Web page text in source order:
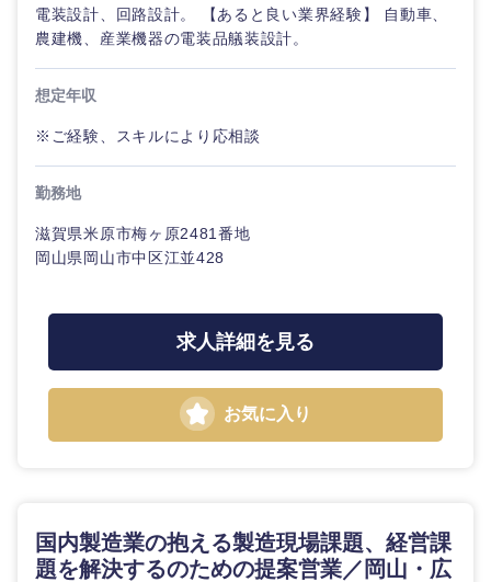
電装設計、回路設計。 【あると良い業界経験】 自動車、
農建機、産業機器の電装品艤装設計。
想定年収
※ご経験、スキルにより応相談
勤務地
滋賀県米原市梅ヶ原2481番地
岡山県岡山市中区江並428
求人詳細を見る
お気に入り
国内製造業の抱える製造現場課題、経営課
題を解決するのための提案営業／岡山・広